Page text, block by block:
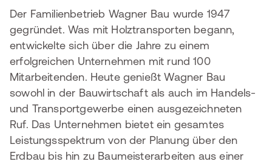
Der Familienbetrieb Wagner Bau wurde 1947
gegründet. Was mit Holztransporten begann,
entwickelte sich über die Jahre zu einem
erfolgreichen Unternehmen mit rund 100
Mitarbeitenden. Heute genießt Wagner Bau
sowohl in der Bauwirtschaft als auch im Handels-
und Transportgewerbe einen ausgezeichneten
Ruf. Das Unternehmen bietet ein gesamtes
Leistungsspektrum von der Planung über den
Erdbau bis hin zu Baumeisterarbeiten aus einer